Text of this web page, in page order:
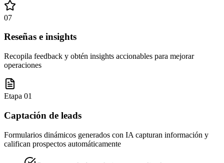
07
Reseñas e insights
Recopila feedback y obtén insights accionables para mejorar
operaciones
Etapa 01
Captación de leads
Formularios dinámicos generados con IA capturan información y
califican prospectos automáticamente